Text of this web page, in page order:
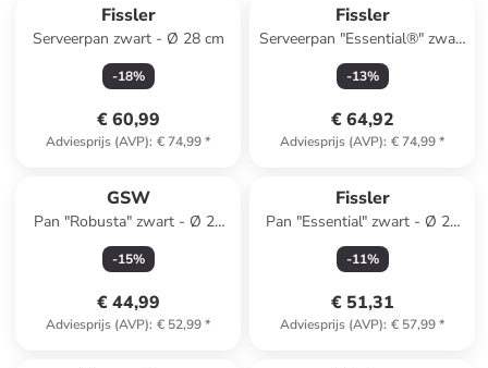
Fissler
Serveerpan zwart - Ø 28 cm
-18%
€ 60,99
Adviesprijs (AVP): € 74,99*
Fissler
Serveerpan "Essential®" zwart
- Ø 28 cm
-13%
€ 64,92
Adviesprijs (AVP): € 74,99*
GSW
Pan "Robusta" zwart - Ø 24
cm
-15%
€ 44,99
Adviesprijs (AVP): € 52,99*
Fissler
Pan "Essential" zwart - Ø 20
cm
-11%
€ 51,31
Adviesprijs (AVP): € 57,99*